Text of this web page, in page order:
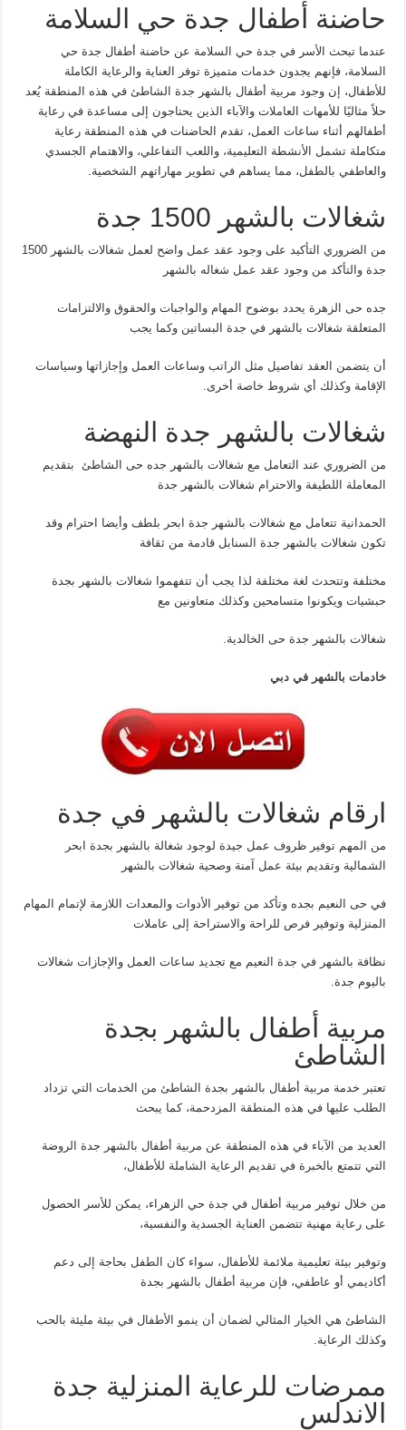
حاضنة أطفال جدة حي السلامة
عندما تبحث الأسر في جدة حي السلامة عن حاضنة أطفال جدة حي
السلامة، فإنهم يجدون خدمات متميزة توفر العناية والرعاية الكاملة
للأطفال، إن وجود مربية أطفال بالشهر جدة الشاطئ في هذه المنطقة يُعد
حلاً مثاليًا للأمهات العاملات والآباء الذين يحتاجون إلى مساعدة في رعاية
أطفالهم أثناء ساعات العمل، تقدم الحاضنات في هذه المنطقة رعاية
متكاملة تشمل الأنشطة التعليمية، واللعب التفاعلي، والاهتمام الجسدي
والعاطفي بالطفل، مما يساهم في تطوير مهاراتهم الشخصية.
شغالات بالشهر 1500 جدة
من الضروري التأكيد على وجود عقد عمل واضح لعمل شغالات بالشهر 1500
جدة والتأكد من وجود عقد عمل شغاله بالشهر
جده حى الزهرة يحدد بوضوح المهام والواجبات والحقوق والالتزامات
المتعلقة شغالات بالشهر في جدة البساتين وكما يجب
أن يتضمن العقد تفاصيل مثل الراتب وساعات العمل وإجازاتها وسياسات
الإقامة وكذلك أي شروط خاصة أخرى.
شغالات بالشهر جدة النهضة
من الضروري عند التعامل مع شغالات بالشهر جده حى الشاطئ بتقديم
المعاملة اللطيفة والاحترام شغالات بالشهر جدة
الحمدانية تتعامل مع شغالات بالشهر جدة ابحر بلطف وأيضا احترام وقد
تكون شغالات بالشهر جدة السنابل قادمة من ثقافة
مختلفة وتتحدث لغة مختلفة لذا يجب أن تتفهموا شغالات بالشهر بجدة
حبشيات ويكونوا متسامحين وكذلك متعاونين مع
شغالات بالشهر جدة حى الخالدية.
خادمات بالشهر في دبي
ارقام شغالات بالشهر في جدة
من المهم توفير ظروف عمل جيدة لوجود شغالة بالشهر بجدة ابحر
الشمالية وتقديم بيئة عمل آمنة وصحية شغالات بالشهر
في حى النعيم بجده وتأكد من توفير الأدوات والمعدات اللازمة لإتمام المهام
المنزلية وتوفير فرص للراحة والاستراحة إلى عاملات
نظافة بالشهر في جدة النعيم مع تجديد ساعات العمل والإجازات شغالات
باليوم جدة.
مربية أطفال بالشهر بجدة
الشاطئ
تعتبر خدمة مربية أطفال بالشهر بجدة الشاطئ من الخدمات التي تزداد
الطلب عليها في هذه المنطقة المزدحمة، كما يبحث
العديد من الآباء في هذه المنطقة عن مربية أطفال بالشهر جدة الروضة
التي تتمتع بالخبرة في تقديم الرعاية الشاملة للأطفال،
من خلال توفير مربية أطفال في جدة حي الزهراء، يمكن للأسر الحصول
على رعاية مهنية تتضمن العناية الجسدية والنفسية،
وتوفير بيئة تعليمية ملائمة للأطفال، سواء كان الطفل بحاجة إلى دعم
أكاديمي أو عاطفي، فإن مربية أطفال بالشهر بجدة
الشاطئ هي الخيار المثالي لضمان أن ينمو الأطفال في بيئة مليئة بالحب
وكذلك الرعاية.
ممرضات للرعاية المنزلية جدة
الاندلس